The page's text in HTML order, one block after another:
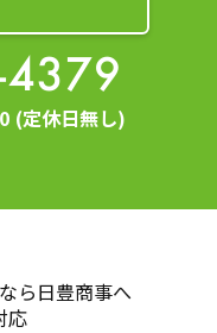
(定休日無し)
ら日豊商事へ
応